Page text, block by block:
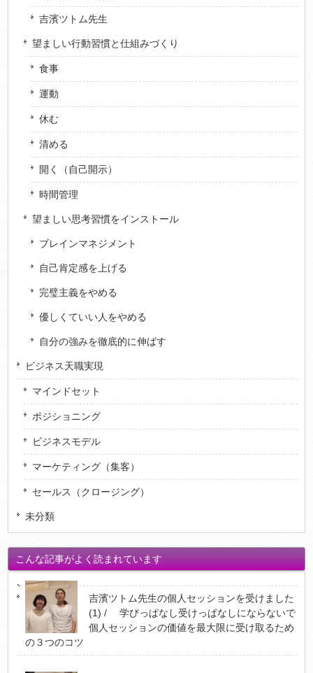
吉濱ツトム先生
望ましい行動習慣と仕組みづくり
食事
運動
休む
清める
開く（自己開示）
時間管理
望ましい思考習慣をインストール
ブレインマネジメント
自己肯定感を上げる
完璧主義をやめる
優しくていい人をやめる
自分の強みを徹底的に伸ばす
ビジネス天職実現
マインドセット
ポジショニング
ビジネスモデル
マーケティング（集客）
セールス（クロージング）
未分類
こんな記事がよく読まれています
吉濱ツトム先生の個人セッションを受けました
(1) / 学びっぱなし受けっぱなしにならないで
個人セッションの価値を最大限に受け取るため
の３つのコツ